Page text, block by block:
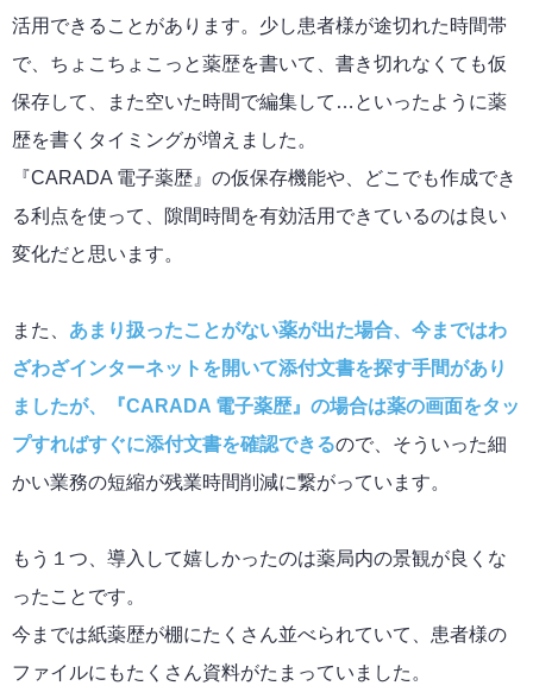
活用できることがあります。少し患者様が途切れた時間帯
で、ちょこちょこっと薬歴を書いて、書き切れなくても仮
保存して、また空いた時間で編集して…といったように薬
歴を書くタイミングが増えました。
『CARADA 電子薬歴』の仮保存機能や、どこでも作成でき
る利点を使って、隙間時間を有効活用できているのは良い
変化だと思います。
また、 あまり扱ったことがない薬が出た場合、今まではわ
ざわざインターネットを開いて添付文書を探す手間があり
ましたが、『CARADA 電子薬歴』の場合は薬の画面をタッ
プすればすぐに添付文書を確認できるので、そういった細
かい業務の短縮が残業時間削減に繋がっています。
もう１つ、導入して嬉しかったのは薬局内の景観が良くな
ったことです。
今までは紙薬歴が棚にたくさん並べられていて、患者様の
ファイルにもたくさん資料がたまっていました。